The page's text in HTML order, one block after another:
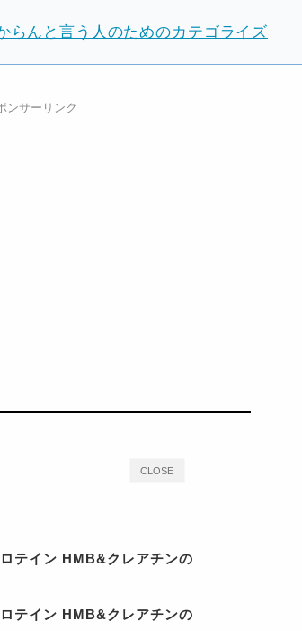
らんと言う人のためのカテゴライズ
ンサーリンク
CLOSE
テイン HMB&クレアチンの
テイン HMB&クレアチンの